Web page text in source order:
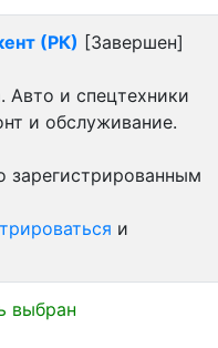
(РК) [Завершен]
Авто и спецтехники
и обслуживание.
зарегистрированным
и
выбран